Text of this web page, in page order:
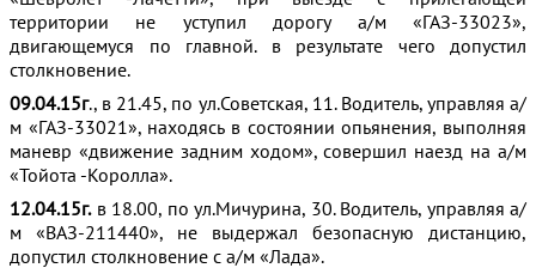
территории не уступил дорогу а/м «ГАЗ-33023»,
двигающемуся по главной. в результате чего допустил
столкновение.
09.04.15г., в 21.45, по ул.Советская, 11. Водитель, управляя а/
м «ГАЗ-33021», находясь в состоянии опьянения, выполняя
маневр «движение задним ходом», совершил наезд на а/м
«Тойота -Королла».
12.04.15г.в 18.00, по ул.Мичурина, 30. Водитель, управляя а/
м «ВАЗ-211440», не выдержал безопасную дистанцию,
допустил столкновение с а/м «Лада».